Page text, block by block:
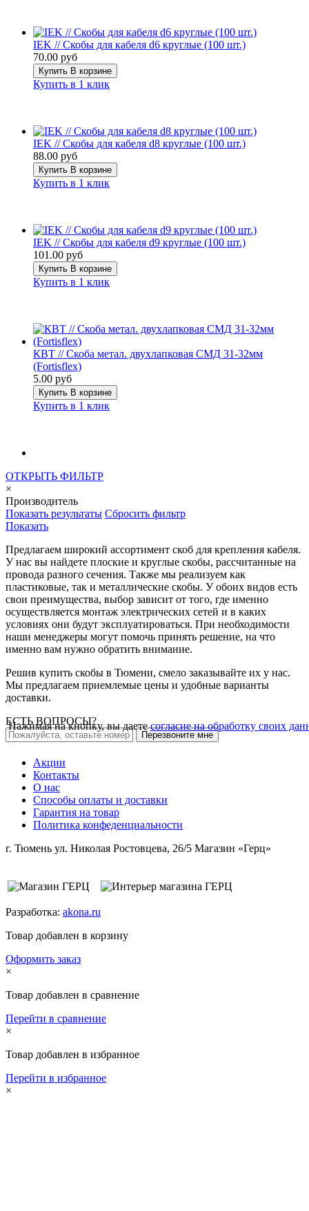
IEK // Скобы для кабеля d6 круглые (100 шт.)
70.00 руб
Купить В корзине
Купить в 1 клик
IEK // Скобы для кабеля d8 круглые (100 шт.)
88.00 руб
Купить В корзине
Купить в 1 клик
IEK // Скобы для кабеля d9 круглые (100 шт.)
101.00 руб
Купить В корзине
Купить в 1 клик
КВТ // Скоба метал. двухлапковая СМД 31-32мм
(Fortisflex)
5.00 руб
Купить В корзине
Купить в 1 клик
ОТКРЫТЬ ФИЛЬТР
×
Производитель
Показать результаты Сбросить фильтр
Показать
Предлагаем широкий ассортимент скоб для крепления кабеля.
У нас вы найдете плоские и круглые скобы, рассчитанные на
провода разного сечения. Также мы реализуем как
пластиковые, так и металлические скобы. У обоих видов есть
свои преимущества, выбор зависит от того, где именно
осуществляется монтаж электрических сетей и в каких
условиях они будут эксплуатироваться. При необходимости
наши менеджеры могут помочь принять решение, на что
именно вам нужно обратить внимание.
Решив купить скобы в Тюмени, смело заказывайте их у нас.
Мы предлагаем приемлемые цены и удобные варианты
доставки.
ЕСТЬ ВОПРОСЫ?
Перезвоните мне
Нажимая на кнопку, вы даетесогласие на обработку своих
Акции
Контакты
О нас
Способы оплаты и доставки
Гарантия на товар
Политика конфеденциальности
г. Тюмень ул. Николая Ростовцева, 26/5 Магазин «Герц»
Разработка: akona.ru
Товар добавлен в корзину
Оформить заказ
×
Товар добавлен в сравнение
Перейти в сравнение
×
Товар добавлен в избранное
Перейти в избранное
×